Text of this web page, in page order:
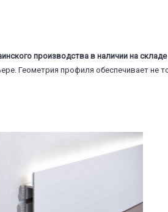
производства в наличии на складе
Геометрия профиля обеспечивает не